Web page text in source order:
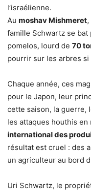
l’israélienne.
Au moshav Mishmeret
famille Schwartz se
pomelos, lourd de 70
pourrir sur les arbres
Chaque année, ces
pour le Japon, leur
cette saison, la guerre,
les attaques houthis
international des
résultat est cruel : des
un agriculteur au bord
Uri Schwartz, le